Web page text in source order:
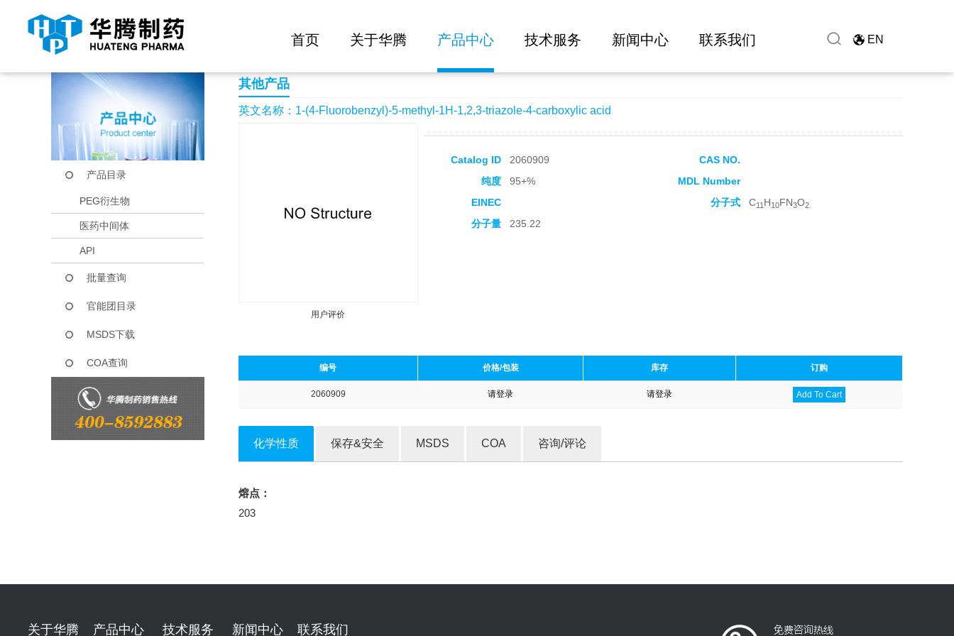
首页 关于华腾 产品中心 技术服务 新闻中心 联系我们 EN
当前位置： 首页 产品中心 1-(4-Fluorobenzyl)-5-methyl-1H-1,2,3-triazole-4-carboxylic acid
产品目录
PEG衍生物
医药中间体
API
批量查询
官能团目录
MSDS下载
COA查询
其他产品
英文名称：1-(4-Fluorobenzyl)-5-methyl-1H-1,2,3-triazole-4-carboxylic acid
用户评价
Catalog ID 2060909
CAS NO.
纯度
95+%
MDL Number
EINEC
分子式 C11 H10FN3O2
分子量 235.22
编号 价格/包装 库存 订购
2060909 请登录 请登录 Add To Cart
化学性质 保存&安全 MSDS COA 咨询/评论
熔点：
203
关于华腾 产品中心 技术服务 新闻中心 联系我们